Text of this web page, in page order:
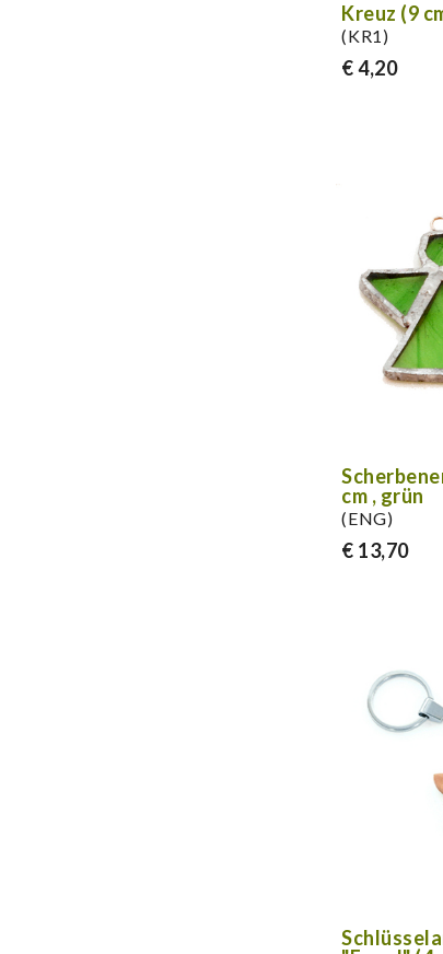
Kreuz (9
(KR1)
€ 4,20
cm , grün
(ENG)
€ 13,70